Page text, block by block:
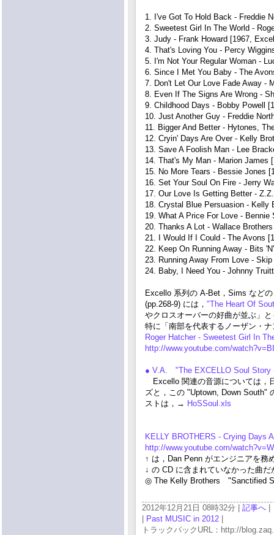
1. I've Got To Hold Back - Freddie
2. Sweetest Girl In The World -
3. Judy - Frank Howard [1967,
4. That's Loving You - Percy
5. I'm Not Your Regular Woman -
6. Since I Met You Baby - The
7. Don't Let Our Love Fade Away -
8. Even If The Signs Are Wrong -
9. Childhood Days - Bobby Powell
10. Just Another Guy - Freddie
11. Bigger And Better - Hytones,
12. Cryin' Days Are Over - Kelly
13. Save A Foolish Man - Lee
14. That's My Man - Marion James
15. No More Tears - Bessie Jones
16. Set Your Soul On Fire - Jerry
17. Our Love Is Getting Better -
18. Crystal Blue Persuasion - Kelly
19. What A Price For Love -
20. Thanks A Lot - Wallace
21. I Would If I Could - The Avons
22. Keep On Running Away - Bits
23. Running Away From Love -
24. Baby, I Need You - Johnny
Excello 系列の A-Bet，Sims など
(pp.268-9) には， "The Heart Of
やクロスオーバーの好曲が並ぶ」
特に「南部を代表するノーザン・
Roger Hatcher - Sweetest Girl In
http://www.youtube.com/
● V.A. "The EXCELLO Soul
Excello 関連の音源については，
ズと，この "Uptown, Down South"
ストは，→ HoSSoul.xls
KELLY BROTHERS - Crying Days
http://www.youtube.com/
↑ は，Dan Penn がエンジニアを務
↓ の CD に含まれていなかった曲
◎ The Kelly Brothers "Sanctified
2012年12月21日 08時32分 | 記事へ
Past MUSIC in 2012
トラックバックURL：http://